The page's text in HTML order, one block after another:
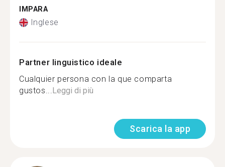
IMPARA
Inglese
Partner linguistico ideale
Cualquier persona con la que comparta
gustos...Leggi di più
Scarica la app